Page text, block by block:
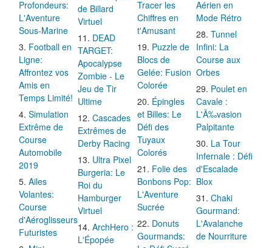
Profondeurs:
L'Aventure
Sous-Marine
Football en
Ligne:
Affrontez vos
Amis en
Temps Limité!
Simulation
Extrême de
Course
Automobile
2019
Ailes
Volantes:
Course
d'Aéroglisseurs
Futuristes
de Billard
Virtuel
DEAD
TARGET:
Apocalypse
Zombie - Le
Jeu de Tir
Ultime
Cascades
Extrêmes de
Derby Racing
Ultra Pixel
Burgeria: Le
Roi du
Hamburger
Virtuel
ArchHero :
L'Épopée
Tracer les
Chiffres en
t'Amusant
Puzzle de
Blocs de
Gelée: Fusion
Colorée
Épingles
et Billes: Le
Défi des
Tuyaux
Colorés
Folie des
Bonbons Pop:
L'Aventure
Sucrée
Donuts
Gourmands:
Aérien en
Mode Rétro
Tunnel
Infini: La
Course aux
Orbes
Poulet en
Cavale :
L'Ã‰vasion
Palpitante
La Tour
Infernale : Défi
d'Escalade
Blox
Chaki
Gourmand:
L'Avalanche
de Nourriture